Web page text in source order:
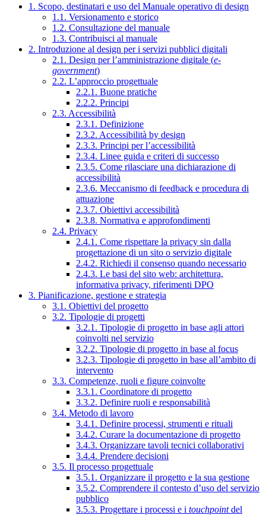
1. Scopo, destinatari e uso del Manuale operativo di design
1.1. Versionamento e storico
1.2. Consultazione del manuale
1.3. Contribuisci al manuale
2. Introduzione al design per i servizi pubblici digitali
2.1. Design per l’amministrazione digitale (e-
government)
2.2. L’approccio progettuale
2.2.1. Buone pratiche
2.2.2. Principi
2.3. Accessibilità
2.3.1. Definizione
2.3.2. Accessibilità by design
2.3.3. Principi per l’accessibilità
2.3.4. Linee guida e criteri di successo
2.3.5. Come rilasciare una dichiarazione di
accessibilità
2.3.6. Meccanismo di feedback e procedura di
attuazione
2.3.7. Obiettivi accessibilità
2.3.8. Normativa e approfondimenti
2.4. Privacy
2.4.1. Come rispettare la privacy sin dalla
progettazione di un sito o servizio digitale
2.4.2. Richiedi il consenso quando necessario
2.4.3. Le basi del sito web: architettura,
informativa privacy, riferimenti DPO
3. Pianificazione, gestione e strategia
3.1. Obiettivi del progetto
3.2. Tipologie di progetti
3.2.1. Tipologie di progetto in base agli attori
coinvolti nel servizio
3.2.2. Tipologie di progetto in base al focus
3.2.3. Tipologie di progetto in base all’ambito di
intervento
3.3. Competenze, ruoli e figure coinvolte
3.3.1. Coordinatore di progetto
3.3.2. Definire ruoli e responsabilità
3.4. Metodo di lavoro
3.4.1. Definire processi, strumenti e rituali
3.4.2. Curare la documentazione di progetto
3.4.3. Organizzare tavoli tecnici collaborativi
3.4.4. Prendere decisioni
3.5. Il processo progettuale
3.5.1. Organizzare il progetto e la sua gestione
3.5.2. Comprendere il contesto d’uso del servizio
pubblico
3.5.3. Progettare i processi e i touchpointdel